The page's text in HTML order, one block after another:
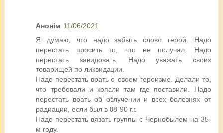
Анонім 11/06/2021
Я думаю, что надо забыть слово герой. Надо
перестать просить то, что не получал. Надо
перестать завидовать. Надо уважать своих
товарищей по ликвидации.
Надо перестать врать о своем героизме. Делали то,
что требовали и копали там где поставили. Надо
перестать врать об облучении и всех болезнях от
радиации, если был в 88-90 г.г.
Надо перестать вязать группы с Чернобылем на 35-
м году.